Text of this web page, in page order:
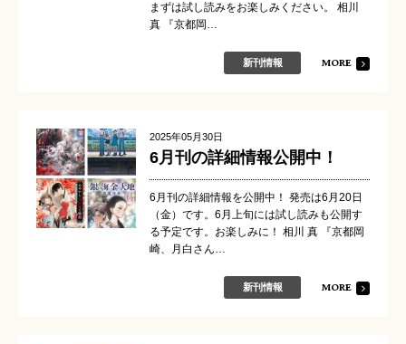
まずは試し読みをお楽しみください。 相川
真 『京都岡…
新刊情報 MORE
2025年05月30日
6月刊の詳細情報公開中！
6月刊の詳細情報を公開中！ 発売は6月20日
（金）です。6月上旬には試し読みも公開す
る予定です。お楽しみに！ 相川 真 『京都岡
崎、月白さん…
新刊情報 MORE